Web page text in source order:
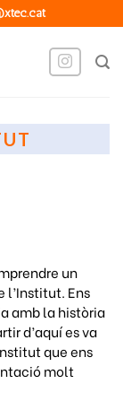
un
l’Institut. Ens
amb la història
d’aquí es va
que ens
molt